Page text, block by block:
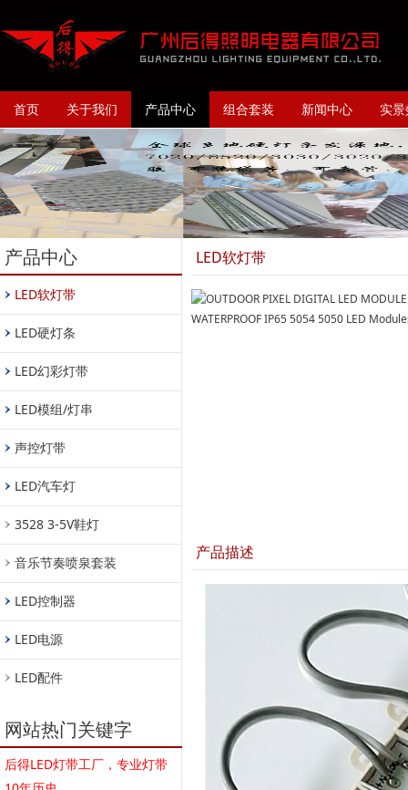
首页 关于我们 产品中心 组合套装 新闻中心 实
产品中心
LED软灯带
LED硬灯条
LED幻彩灯带
LED模组/灯串
声控灯带
LED汽车灯
3528 3-5V鞋灯
音乐节奏喷泉套装
LED控制器
LED电源
LED配件
网站热门关键字
后得LED灯带工厂，专业灯带
LED软灯带
产品描述